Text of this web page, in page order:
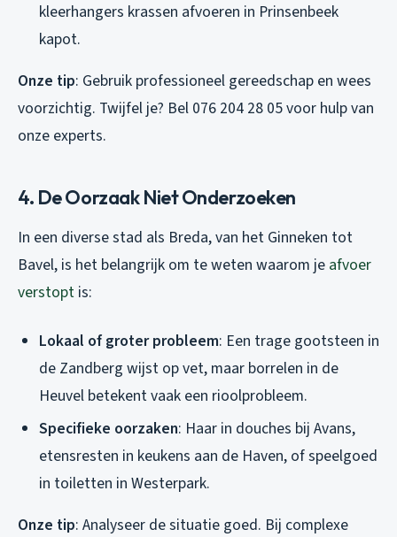
kleerhangers krassen afvoeren in Prinsenbeek
kapot.
Onze tip: Gebruik professioneel gereedschap en wees
voorzichtig. Twijfel je? Bel 076 204 28 05 voor hulp van
onze experts.
4. De Oorzaak Niet Onderzoeken
In een diverse stad als Breda, van het Ginneken tot
Bavel, is het belangrijk om te weten waarom je afvoer
verstopt is:
Lokaal of groter probleem: Een trage gootsteen in
de Zandberg wijst op vet, maar borrelen in de
Heuvel betekent vaak een rioolprobleem.
Specifieke oorzaken: Haar in douches bij Avans,
etensresten in keukens aan de Haven, of speelgoed
in toiletten in Westerpark.
Onze tip: Analyseer de situatie goed. Bij complexe